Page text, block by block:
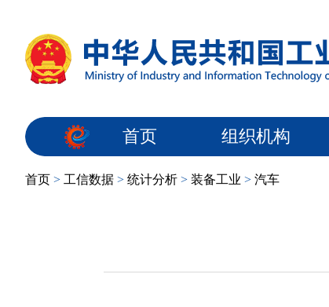
首页 组织机构
首页 > 工信数据 > 统计分析 > 装备工业 > 汽车